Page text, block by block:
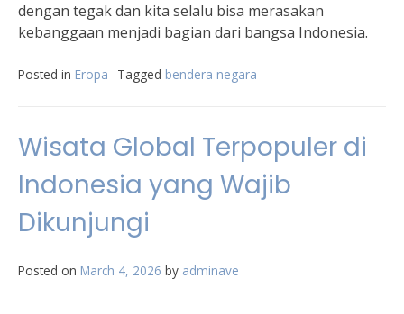
dengan tegak dan kita selalu bisa merasakan
kebanggaan menjadi bagian dari bangsa Indonesia.
Posted in Eropa Tagged bendera negara
Wisata Global Terpopuler di
Indonesia yang Wajib
Dikunjungi
Posted on March 4, 2026 by adminave